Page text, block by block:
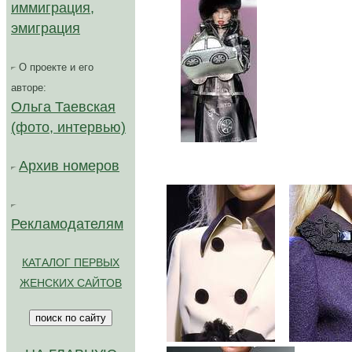
иммиграция,
эмиграция
О проекте и его
авторе:
Ольга Таевская
(фото, интервью)
Архив номеров
Рекламодателям
КАТАЛОГ ПЕРВЫХ
ЖЕНСКИХ САЙТОВ